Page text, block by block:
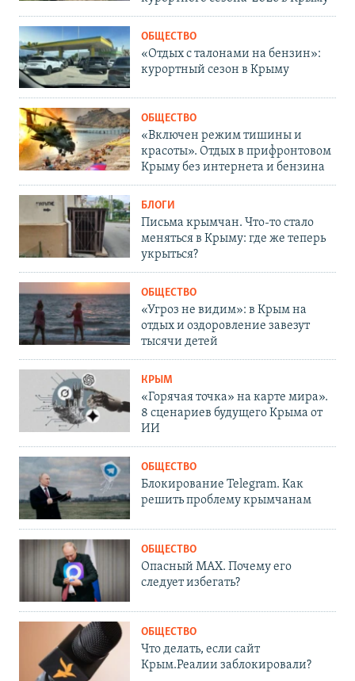
ОБЩЕСТВО
«Отдых с талонами на бензин»:
курортный сезон в Крыму
ОБЩЕСТВО
«Включен режим тишины и
красоты». Отдых в прифронтовом
Крыму без интернета и бензина
БЛОГИ
Письма крымчан. Что-то стало
меняться в Крыму: где же теперь
укрыться?
ОБЩЕСТВО
«Угроз не видим»: в Крым на
отдых и оздоровление завезут
тысячи детей
КРЫМ
«Горячая точка» на карте мира».
8 сценариев будущего Крыма от
ИИ
ОБЩЕСТВО
Блокирование Telegram. Как
решить проблему крымчанам
ОБЩЕСТВО
Опасный MAX. Почему его
следует избегать?
ОБЩЕСТВО
Что делать, если сайт
Крым.Реалии заблокировали?